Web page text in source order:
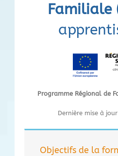
Familiale
Programme Régional de
Dernière mise à
Objectifs de la